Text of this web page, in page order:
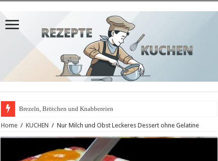
Brezeln, Brötchen und Knabbereien
Leberkäse
Home / KUCHEN / Nur Milch und Obst Leckeres Dessert ohne Gelatine